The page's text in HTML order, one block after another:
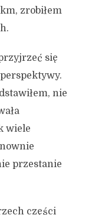
zrobiłem
się
nie
wiele
przestanie
części